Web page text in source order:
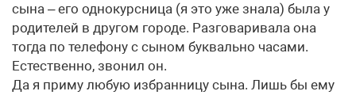
сына – его однокурсница (я это уже знала) была у
родителей в другом городе. Разговаривала она
тогда по телефону с сыном буквально часами.
Естественно, звонил он.
Да я приму любую избранницу сына. Лишь бы ему